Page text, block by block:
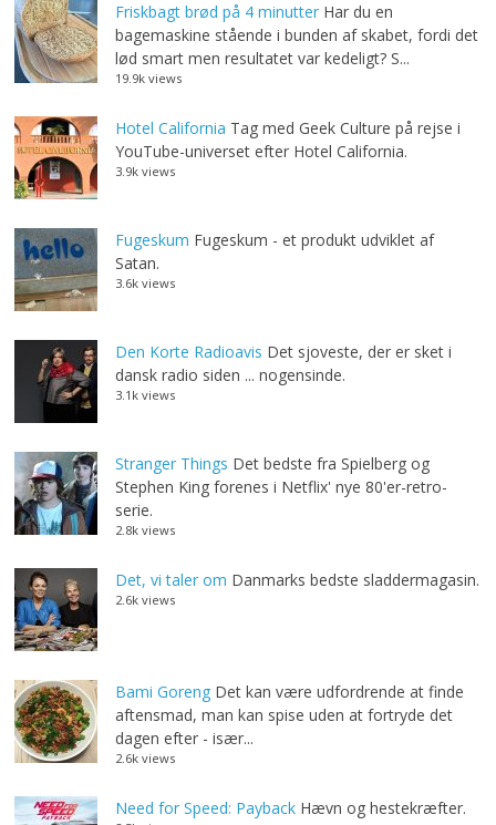
Friskbagt brød på 4 minutter Har du en
bagemaskine stående i bunden af skabet, fordi det
lød smart men resultatet var kedeligt? S...
19.9k views
Hotel California Tag med Geek Culture på rejse i
YouTube-universet efter Hotel California.
3.9k views
Fugeskum Fugeskum - et produkt udviklet af
Satan.
3.6k views
Den Korte Radioavis Det sjoveste, der er sket i
dansk radio siden ... nogensinde.
3.1k views
Stranger Things Det bedste fra Spielberg og
Stephen King forenes i Netflix' nye 80'er-retro-
serie.
2.8k views
Det, vi taler om Danmarks bedste sladdermagasin.
2.6k views
Bami Goreng Det kan være udfordrende at finde
aftensmad, man kan spise uden at fortryde det
dagen efter - især...
2.6k views
Need for Speed: Payback Hævn og hestekræfter.